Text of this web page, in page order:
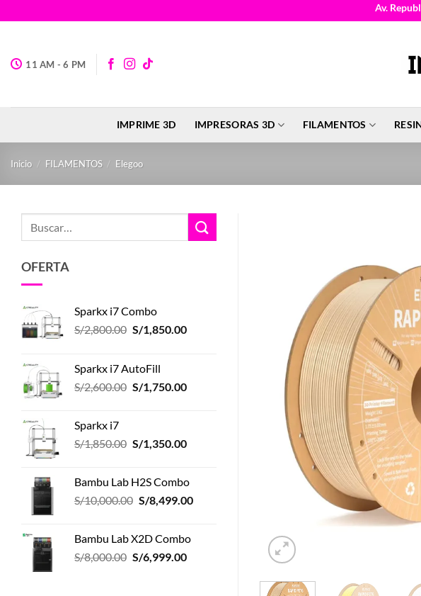
al
Av.
11 AM - 6 PM
IMPRIME 3D IMPRESORAS 3D FILAMENTOS
Inicio / FILAMENTOS / Elegoo
OFERTA
Sparkx i7 Combo
S/2,800.00 El
era:
S/2,800.00.
S/1,850.00El
S/1,850.00.
Sparkx i7 AutoFill
S/2,600.00 El
S/2,600.00.
S/1,750.00El
S/1,750.00.
Sparkx i7
S/1,850.00 El
era:
S/1,850.00.
S/1,350.00El
es:
S/1,350.00.
Bambu Lab H2S Combo
S/10,000.00 El
era:
S/10,000.00.
S/8,499.00El
Bambu Lab X2D Combo
S/8,000.00 El
S/6,999.00El